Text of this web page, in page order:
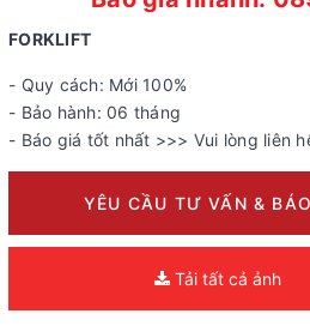
FORKLIFT
- Quy cách: Mới 100%
- Bảo hành: 06 tháng
- Báo giá tốt nhất >>> Vui lòng liên
YÊU CẦU TƯ VẤN &
Tải tất cả ảnh